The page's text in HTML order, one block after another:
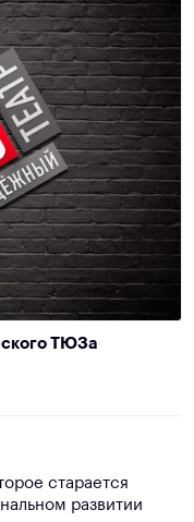
ТЮЗа
старается
развитии